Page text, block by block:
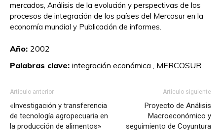
mercados, Análisis de la evolución y perspectivas de los
procesos de integración de los países del Mercosur en la
economía mundial y Publicación de informes.
Año: 2002
Palabras clave: integración económica , MERCOSUR
Artículo anterior
«Investigación y transferencia
de tecnología agropecuaria en
la producción de alimentos»
Artículo siguiente
Proyecto de Análisis
Macroeconómico y
seguimiento de Coyuntura